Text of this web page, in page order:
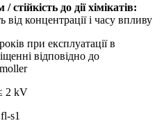
до дії хімікатів:
концентрації і часу впливу
при експлуатації в
відповідно до
2 kV
s1